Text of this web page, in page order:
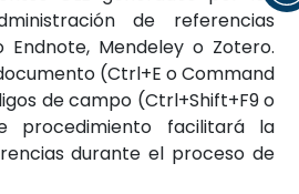
de referencias
Endnote, Mendeley o Zotero.
(Ctrl+E o Command
de campo (Ctrl+Shift+F9 o
procedimiento facilitará la
durante el proceso de